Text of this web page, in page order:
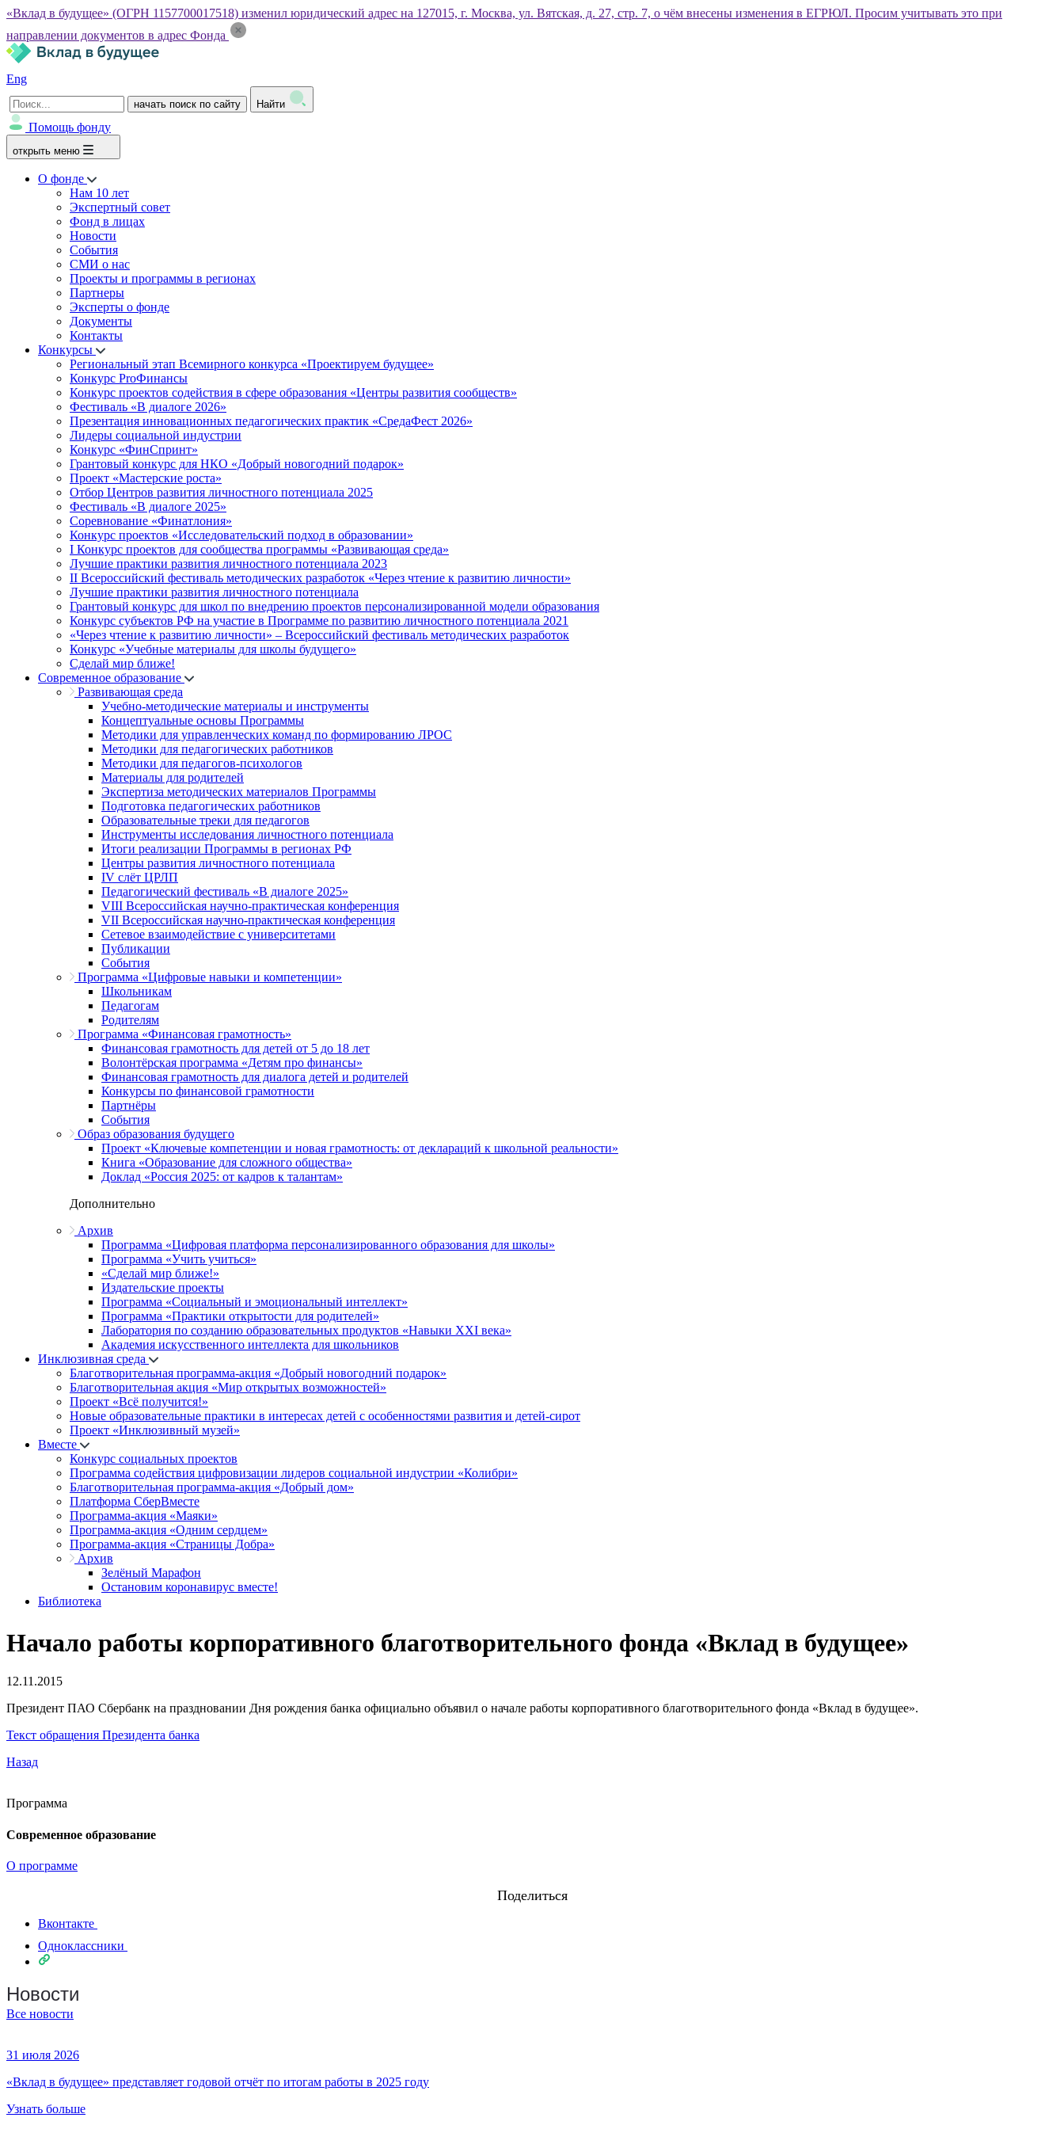
«Вклад в будущее» (ОГРН 1157700017518) изменил юридический адрес на 127015, г. Москва, ул. Вятская, д. 27, стр. 7, о чём внесены изменения в ЕГРЮЛ. Просим учитывать это при
направлении документов в адрес Фонда
Eng
начать поиск по сайту Найти
Помощь фонду
открыть меню
О фонде
Нам 10 лет
Экспертный совет
Фонд в лицах
Новости
События
СМИ о нас
Проекты и программы в регионах
Партнеры
Эксперты о фонде
Документы
Контакты
Конкурсы
Региональный этап Всемирного конкурса «Проектируем будущее»
Конкурс ProФинансы
Конкурс проектов содействия в сфере образования «Центры развития сообществ»
Фестиваль «В диалоге 2026»
Презентация инновационных педагогических практик «СредаФест 2026»
Лидеры социальной индустрии
Конкурс «ФинСпринт»
Грантовый конкурс для НКО «Добрый новогодний подарок»
Проект «Мастерские роста»
Отбор Центров развития личностного потенциала 2025
Фестиваль «В диалоге 2025»
Соревнование «Финатлония»
Конкурс проектов «Исследовательский подход в образовании»
I Конкурс проектов для сообщества программы «Развивающая среда»
Лучшие практики развития личностного потенциала 2023
II Всероссийский фестиваль методических разработок «Через чтение к развитию личности»
Лучшие практики развития личностного потенциала
Грантовый конкурс для школ по внедрению проектов персонализированной модели образования
Конкурс субъектов РФ на участие в Программе по развитию личностного потенциала 2021
«Через чтение к развитию личности» – Всероссийский фестиваль методических разработок
Конкурс «Учебные материалы для школы будущего»
Сделай мир ближе!
Современное образование
Развивающая среда
Учебно-методические материалы и инструменты
Концептуальные основы Программы
Методики для управленческих команд по формированию ЛРОС
Методики для педагогических работников
Методики для педагогов-психологов
Материалы для родителей
Экспертиза методических материалов Программы
Подготовка педагогических работников
Образовательные треки для педагогов
Инструменты исследования личностного потенциала
Итоги реализации Программы в регионах РФ
Центры развития личностного потенциала
IV слёт ЦРЛП
Педагогический фестиваль «В диалоге 2025»
VIII Всероссийская научно-практическая конференция
VII Всероссийская научно-практическая конференция
Сетевое взаимодействие с университетами
Публикации
События
Программа «Цифровые навыки и компетенции»
Школьникам
Педагогам
Родителям
Программа «Финансовая грамотность»
Финансовая грамотность для детей от 5 до 18 лет
Волонтёрская программа «Детям про финансы»
Финансовая грамотность для диалога детей и родителей
Конкурсы по финансовой грамотности
Партнёры
События
Образ образования будущего
Проект «Ключевые компетенции и новая грамотность: от деклараций к школьной реальности»
Книга «Образование для сложного общества»
Доклад «Россия 2025: от кадров к талантам»
Дополнительно
Архив
Программа «Цифровая платформа персонализированного образования для школы»
Программа «Учить учиться»
«Сделай мир ближе!»
Издательские проекты
Программа «Социальный и эмоциональный интеллект»
Программа «Практики открытости для родителей»
Лаборатория по созданию образовательных продуктов «Навыки XXI века»
Академия искусственного интеллекта для школьников
Инклюзивная среда
Благотворительная программа-акция «Добрый новогодний подарок»
Благотворительная акция «Мир открытых возможностей»
Проект «Всё получится!»
Новые образовательные практики в интересах детей с особенностями развития и детей-сирот
Проект «Инклюзивный музей»
Вместе
Конкурс социальных проектов
Программа содействия цифровизации лидеров социальной индустрии «Колибри»
Благотворительная программа-акция «Добрый дом»
Платформа СберВместе
Программа-акция «Маяки»
Программа-акция «Одним сердцем»
Программа-акция «Страницы Добра»
Архив
Зелёный Марафон
Остановим коронавирус вместе!
Библиотека
Начало работы корпоративного благотворительного фонда «Вклад в будущее»
12.11.2015
Президент ПАО Сбербанк на праздновании Дня рождения банка официально объявил о начале работы корпоративного благотворительного фонда «Вклад в будущее».
Текст обращения Президента банка
Назад
Программа
Современное образование
О программе
Поделиться
Вконтакте
Одноклассники
Новости
Все новости
31 июля 2026
«Вклад в будущее» представляет годовой отчёт по итогам работы в 2025 году
Узнать больше